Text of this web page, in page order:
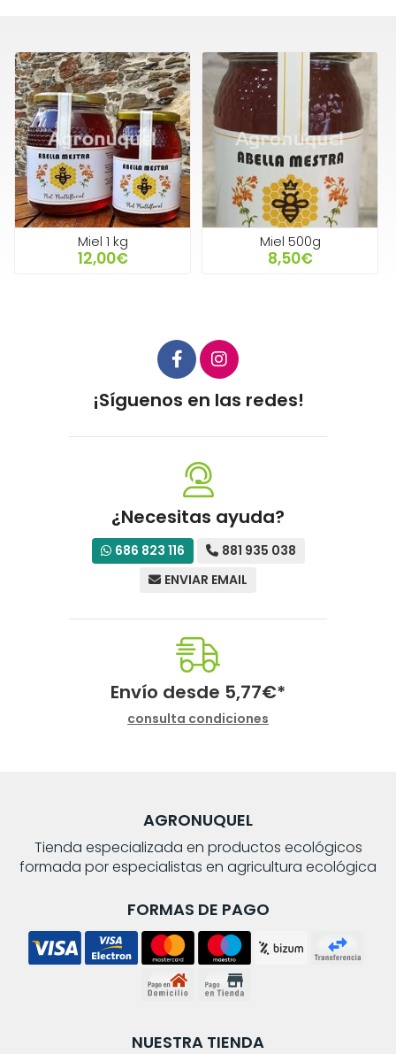
Miel 1 kg
12,00€
Miel 500g
8,50€
¡Síguenos en las redes!
¿Necesitas ayuda?
686 823 116
881 935 038
ENVIAR EMAIL
Envío desde 5,77€*
consulta condiciones
AGRONUQUEL
Tienda especializada en productos ecológicos
formada por especialistas en agricultura ecológica
FORMAS DE PAGO
NUESTRA TIENDA